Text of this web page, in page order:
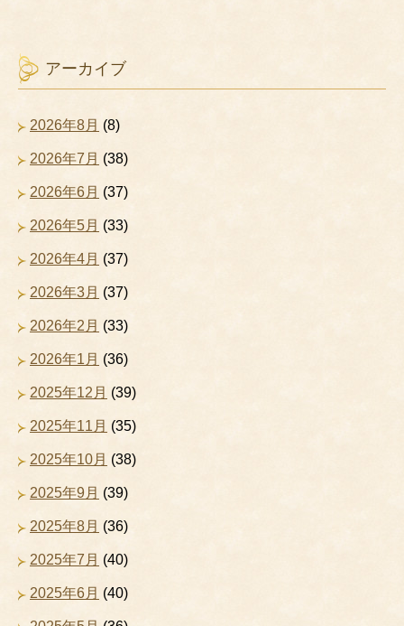
アーカイブ
2026年8月 (8)
2026年7月 (38)
2026年6月 (37)
2026年5月 (33)
2026年4月 (37)
2026年3月 (37)
2026年2月 (33)
2026年1月 (36)
2025年12月 (39)
2025年11月 (35)
2025年10月 (38)
2025年9月 (39)
2025年8月 (36)
2025年7月 (40)
2025年6月 (40)